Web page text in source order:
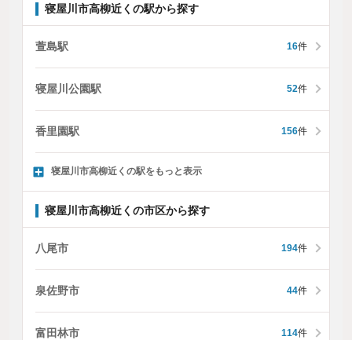
寝屋川市高柳近くの駅から探す
萱島駅 16件
寝屋川公園駅 52件
香里園駅 156件
寝屋川市高柳近くの駅をもっと表示
寝屋川市高柳近くの市区から探す
八尾市 194件
泉佐野市 44件
富田林市 114件